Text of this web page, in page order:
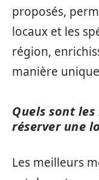
proposés,
locaux et les
région,
manière
Quels sont
réserver une
Les meilleurs